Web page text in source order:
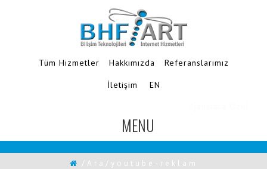
Tüm Hizmetler Hakkımızda Referanslarımız
İletişim
EN
MENU
TOGGLE
NAVIGATION
/Ara/youtube-reklam